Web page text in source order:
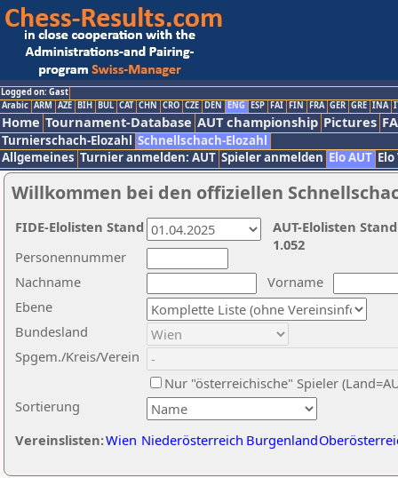
Logged on: Gast
Arabic ARM AZE BIH BUL CAT CHN CRO CZE DEN ENG ESP FAI FIN FRA GER GRE INA
Home Tournament-Database AUT championship Pictures
Turnierschach-Elozahl Schnellschach-Elozahl
Allgemeines Turnier anmelden: AUT Spieler anmelden Elo AUT
Willkommen bei den offiziellen
Nachname
Vorname
Ebene
Sortierung
Personennummer
Bundesland
Spgem./Kreis/Verein
Nur "österreichische" Spieler
Vereinslisten:Wien Niederösterreich Burgenland
AUT-Elolisten
1.052
FIDE-Elolisten Stand